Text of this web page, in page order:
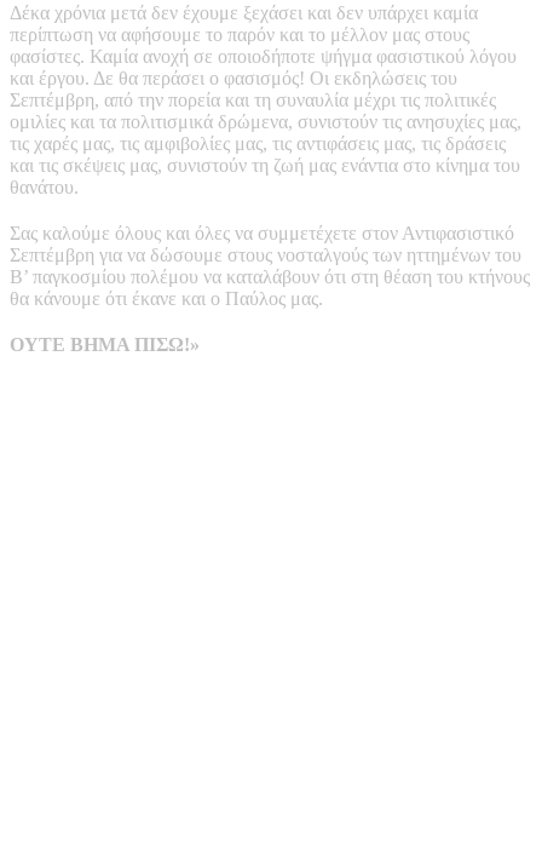
Δέκα χρόνια μετά δεν έχουμε ξεχάσει και δεν υπάρχει καμία
περίπτωση να αφήσουμε το παρόν και το μέλλον μας στους
φασίστες. Καμία ανοχή σε οποιοδήποτε ψήγμα φασιστικού λόγου
και έργου. Δε θα περάσει ο φασισμός! Οι εκδηλώσεις του
Σεπτέμβρη, από την πορεία και τη συναυλία μέχρι τις πολιτικές
ομιλίες και τα πολιτισμικά δρώμενα, συνιστούν τις ανησυχίες μας,
τις χαρές μας, τις αμφιβολίες μας, τις αντιφάσεις μας, τις δράσεις
και τις σκέψεις μας, συνιστούν τη ζωή μας ενάντια στο κίνημα του
θανάτου.
Σας καλούμε όλους και όλες να συμμετέχετε στον Αντιφασιστικό
Σεπτέμβρη για να δώσουμε στους νοσταλγούς των ηττημένων του
Β’ παγκοσμίου πολέμου να καταλάβουν ότι στη θέαση του κτήνους
θα κάνουμε ότι έκανε και ο Παύλος μας.
ΟΥΤΕ ΒΗΜΑ ΠΙΣΩ!»